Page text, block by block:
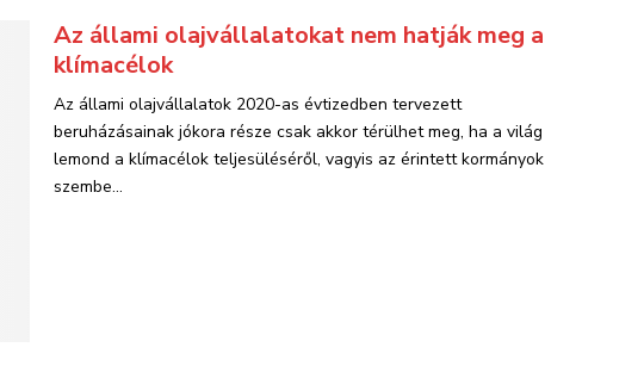
Az állami olajvállalatokat nem hatják meg a
klímacélok
Az állami olajvállalatok 2020-as évtizedben tervezett
beruházásainak jókora része csak akkor térülhet meg, ha a világ
lemond a klímacélok teljesüléséről, vagyis az érintett kormányok
szembe...